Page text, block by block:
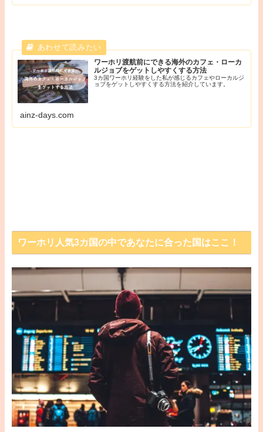
ワーホリ渡航前にできる海外のカフェ・ローカ
ルジョブをゲットしやすくする方法
3カ国ワーホリ経験をした私が感じるカフェやローカルジ
ョブをゲットしやすくする方法を紹介しています。
ainz-days.com
ワーホリ人気3カ国の中であなたに合った国はここ！